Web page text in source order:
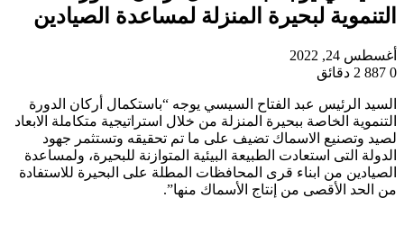
التنموية لبحيرة المنزلة لمساعدة الصيادين
أغسطس 24, 2022
0
2 دقائق
السيد الرئيس عبد الفتاح السيسي يوجه “باستكمال أركان الدورة
التنموية الخاصة ببحيرة المنزلة من خلال استراتيجية متكاملة الابعاد
لصيد وتصنيع الاسماك تضيف على ما تم تحقيقه وتستثمر جهود
الدولة التى استعادت الطبيعة البيئية المتوازنة للبحيرة، ولمساعدة
الصيادين من ابناء قرى المحافظات المطلة على البحيرة للاستفادة
من الحد الأقصى من إنتاج الأسماك منها”.